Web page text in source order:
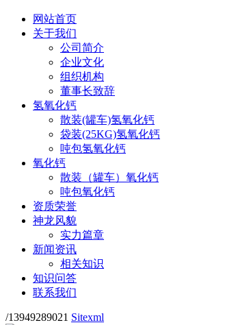
网站首页
关于我们
公司简介
企业文化
组织机构
董事长致辞
氢氧化钙
散装(罐车)氢氧化钙
袋装(25KG)氢氧化钙
吨包氢氧化钙
氧化钙
散装（罐车）氧化钙
吨包氧化钙
资质荣誉
神龙风貌
实力篇章
新闻资讯
相关知识
知识问答
联系我们
/13949289021 Sitexml